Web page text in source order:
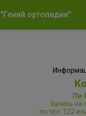
ортопедии"
Запись на
по тел: 122